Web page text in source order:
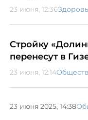
23 июня, 12:36
Стройку
перенесут в
23 июня, 12:14
23 июня 2025, 14:38